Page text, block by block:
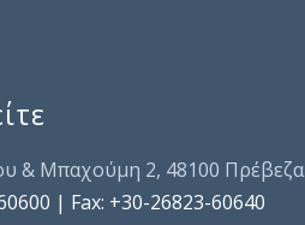
& Μπαχούμη 2, 48100 Πρέβεζα
| Fax: +30-26823-60640